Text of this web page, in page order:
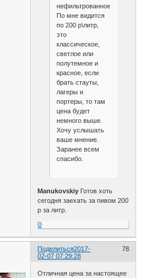
нефильтрованное.
По мне видится
по 200 р\литр,
это
классическое,
светлое или
полутемное и
красное, если
брать стауты,
лагеры и
портеры, то там
цена будет
немного выше.
Хочу услышать
ваше мнение.
Заранее всем
спасибо.
Manukovskiy Готов хоть
сегодня заехать за пивом 200
р за литр.
0
Поделиться 78
2017-
02-07 07:29:28
Отличная цена за настоящее